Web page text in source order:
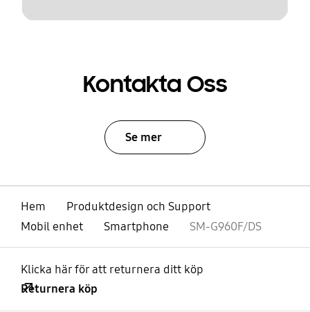
Kontakta Oss
Se mer
Hem
Produktdesign och Support
Mobil enhet
Smartphone SM-G960F/DS
Klicka här för att returnera ditt köp
Returnera köp